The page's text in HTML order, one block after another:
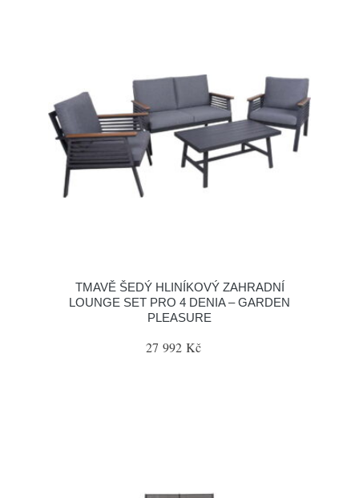
TMAVĚ ŠEDÝ HLINÍKOVÝ ZAHRADNÍ
LOUNGE SET PRO 4 DENIA – GARDEN
PLEASURE
27 992 Kč